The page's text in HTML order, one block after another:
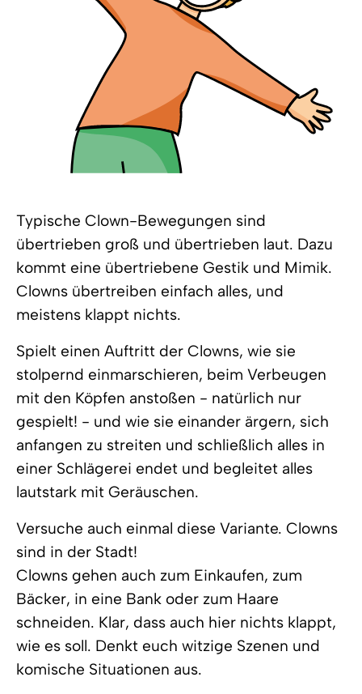
Typische Clown-Bewegungen sind
übertrieben groß und übertrieben laut. Dazu
kommt eine übertriebene Gestik und Mimik.
Clowns übertreiben einfach alles, und
meistens klappt nichts.
Spielt einen Auftritt der Clowns, wie sie
stolpernd einmarschieren, beim Verbeugen
mit den Köpfen anstoßen - natürlich nur
gespielt! - und wie sie einander ärgern, sich
anfangen zu streiten und schließlich alles in
einer Schlägerei endet und begleitet alles
lautstark mit Geräuschen.
Versuche auch einmal diese Variante. Clowns
sind in der Stadt!
Clowns gehen auch zum Einkaufen, zum
Bäcker, in eine Bank oder zum Haare
schneiden. Klar, dass auch hier nichts klappt,
wie es soll. Denkt euch witzige Szenen und
komische Situationen aus.